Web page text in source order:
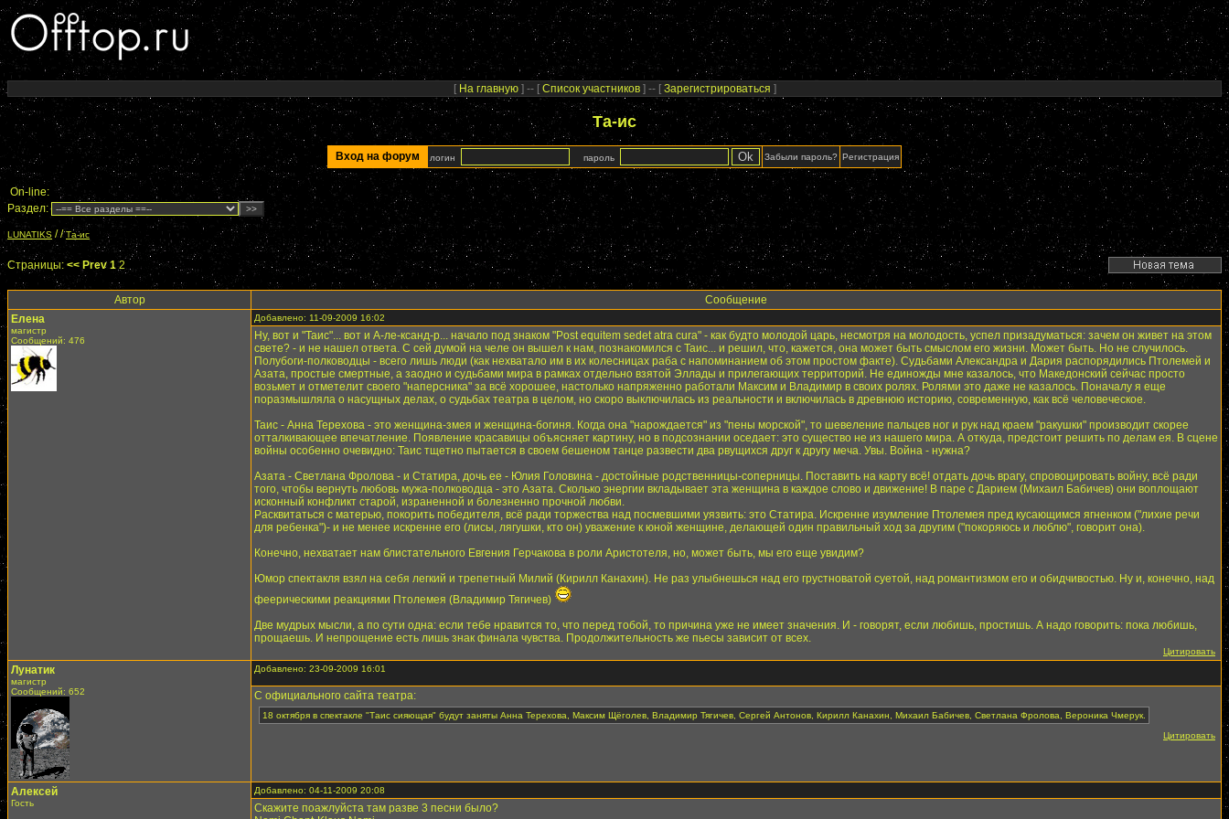
[ На главную] -- [ Список участников] -- [ Зарегистрироваться ]
Та-ис
Вход на форум логин пароль Забыли пароль? Регистрация
On-line:
Раздел:
LUNATIKS //Та-ис
Страницы: << Prev 1 2
Автор
Сообщение
Елена
магистр
Сообщений: 476
Добавлено: 11-09-2009 16:02
Ну, вот и "Таис"... вот и А-ле-ксанд-р... начало под знаком "Post equitem sedet atra cura" - как будто молодой царь, несмотря на молодость, успел призадуматься: зачем он живет на этом
свете? - и не нашел ответа. С сей думой на челе он вышел к нам, познакомился с Таис... и решил, что, кажется, она может быть смыслом его жизни. Может быть. Но не случилось.
Полубоги-полководцы - всего лишь люди (как нехватало им в их колесницах раба с напоминанием об этом простом факте). Судьбами Александра и Дария распорядились Птолемей и
Азата, простые смертные, а заодно и судьбами мира в рамках отдельно взятой Эллады и прилегающих территорий. Не единожды мне казалось, что Македонский сейчас просто
возьмет и отметелит своего "наперсника" за всё хорошее, настолько напряженно работали Максим и Владимир в своих ролях. Ролями это даже не казалось. Поначалу я еще
поразмышляла о насущных делах, о судьбах театра в целом, но скоро выключилась из реальности и включилась в древнюю историю, современную, как всё человеческое.
Таис - Анна Терехова - это женщина-змея и женщина-богиня. Когда она "нарождается" из "пены морской", то шевеление пальцев ног и рук над краем "ракушки" производит скорее
отталкивающее впечатление. Появление красавицы объясняет картину, но в подсознании оседает: это существо не из нашего мира. А откуда, предстоит решить по делам ея. В сцене
войны особенно очевидно: Таис тщетно пытается в своем бешеном танце развести два рвущихся друг к другу меча. Увы. Война - нужна?
Азата - Светлана Фролова - и Статира, дочь ее - Юлия Головина - достойные родственницы-соперницы. Поставить на карту всё! отдать дочь врагу, спровоцировать войну, всё ради
того, чтобы вернуть любовь мужа-полководца - это Азата. Сколько энергии вкладывает эта женщина в каждое слово и движение! В паре с Дарием (Михаил Бабичев) они воплощают
исконный конфликт старой, израненной и болезненно прочной любви.
Расквитаться с матерью, покорить победителя, всё ради торжества над посмевшими уязвить: это Статира. Искренне изумление Птолемея пред кусающимся ягненком ("лихие речи
для ребенка")- и не менее искренне его (лисы, лягушки, кто он) уважение к юной женщине, делающей один правильный ход за другим ("покоряюсь и люблю", говорит она).
Конечно, нехватает нам блистательного Евгения Герчакова в роли Аристотеля, но, может быть, мы его еще увидим?
Юмор спектакля взял на себя легкий и трепетный Милий (Кирилл Канахин). Не раз улыбнешься над его грустноватой суетой, над романтизмом его и обидчивостью. Ну и, конечно, над
феерическими реакциями Птолемея (Владимир Тягичев)
Две мудрых мысли, а по сути одна: если тебе нравится то, что перед тобой, то причина уже не имеет значения. И - говорят, если любишь, простишь. А надо говорить: пока любишь,
прощаешь. И непрощение есть лишь знак финала чувства. Продолжительность же пьесы зависит от всех.
Цитировать
Лунатик
магистр
Сообщений: 652
Добавлено: 23-09-2009 16:01
С официального сайта театра:
18 октября в спектакле "Таис сияющая" будут заняты Анна Терехова, Максим Щёголев, Владимир Тягичев, Сергей Антонов, Кирилл Канахин, Михаил Бабичев, Светлана Фролова, Вероника Чмерук.
Цитировать
Алексей
Гость
Добавлено: 04-11-2009 20:08
Скажите поажлуйста там разве 3 песни было?